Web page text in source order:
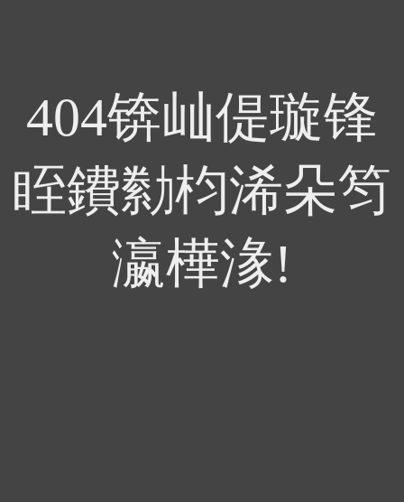
404锛屾偍璇锋
眰鐨勬枃浠朵笉
瀛樺湪!